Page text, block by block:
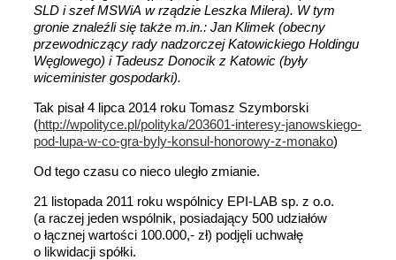
SLD i szef MSWiA w rządzie Leszka Milera). W tym
gronie znaleźli się także m.in.: Jan Klimek (obecny
przewodniczący rady nadzorczej Katowickiego Holdingu
Węglowego) i Tadeusz Donocik z Katowic (były
wiceminister gospodarki).
Tak pisał 4 lipca 2014 roku Tomasz Szymborski
(http://wpolityce.pl/polityka/203601-interesy-janowskiego-
pod-lupa-w-co-gra-byly-konsul-honorowy-z-monako)
Od tego czasu co nieco uległo zmianie.
21 listopada 2011 roku wspólnicy EPI-LAB sp. z o.o.
(a raczej jeden wspólnik, posiadający 500 udziałów
o łącznej wartości 100.000,- zł) podjęli uchwałę
o likwidacji spółki.